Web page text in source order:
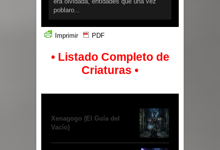
poblaro...
Imprimir PDF
• Listado Completo de
Criaturas •
Xenagogo (El Guía del
Vacío)